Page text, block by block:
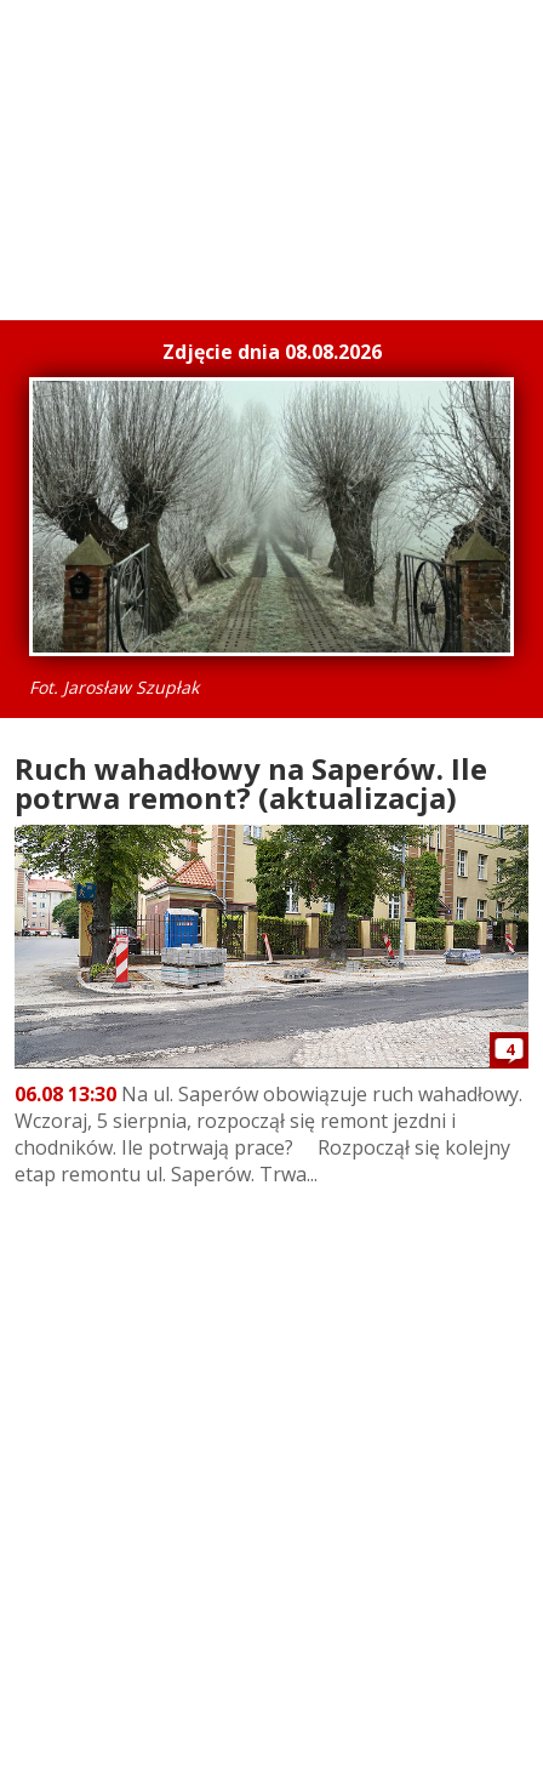
Zdjęcie dnia 08.08.2026
Fot. Jarosław Szupłak
Ruch wahadłowy na Saperów. Ile
potrwa remont? (aktualizacja)
4
06.08 13:30 Na ul. Saperów obowiązuje ruch wahadłowy.
Wczoraj, 5 sierpnia, rozpoczął się remont jezdni i
chodników. Ile potrwają prace? Rozpoczął się kolejny
etap remontu ul. Saperów. Trwa...